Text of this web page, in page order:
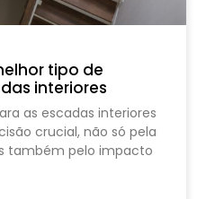
tipo de
interiores
as escadas interiores
crucial, não só pela
também pelo impacto